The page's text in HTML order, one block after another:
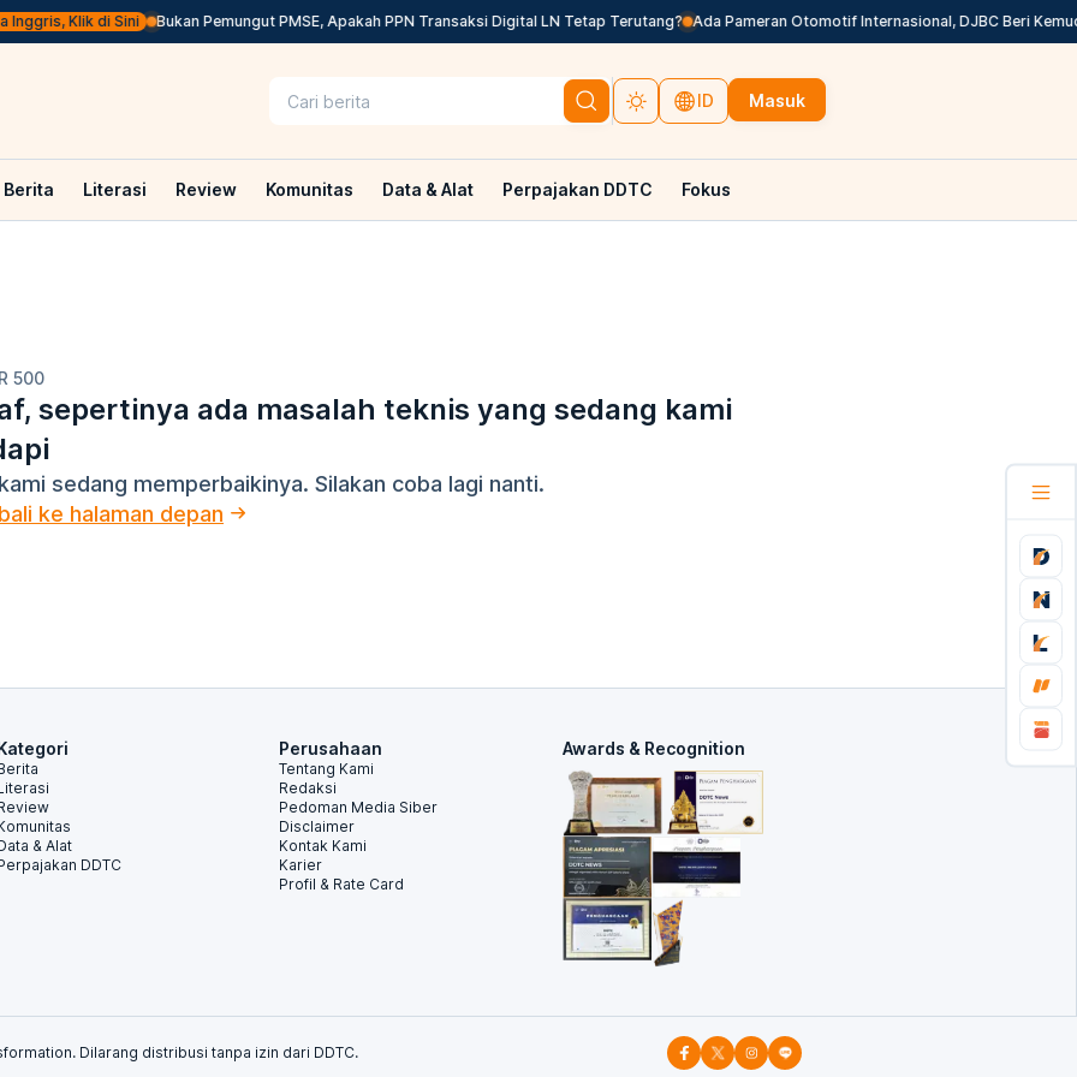
Klik di Sini Bukan Pemungut PMSE, Apakah PPN Transaksi Digital LN Tetap Terutang? Ada Pameran Otomotif Internasional, DJBC Beri
ID Masuk
Berita Literasi Review Komunitas Data & Alat Perpajakan DDTC Fokus
500
sepertinya ada masalah teknis yang sedang kami
sedang memperbaikinya. Silakan coba lagi nanti.
ke halaman depan
& Alat
DDTC
Perusahaan
Tentang Kami
Redaksi
Pedoman Media Siber
Disclaimer
Kontak Kami
Karier
Profil & Rate Card
Awards & Recognition
Dilarang distribusi tanpa izin dari DDTC.